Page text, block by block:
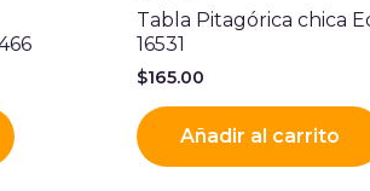
Tabla Pitagórica chica
16531
$165.00
Añadir al carrito